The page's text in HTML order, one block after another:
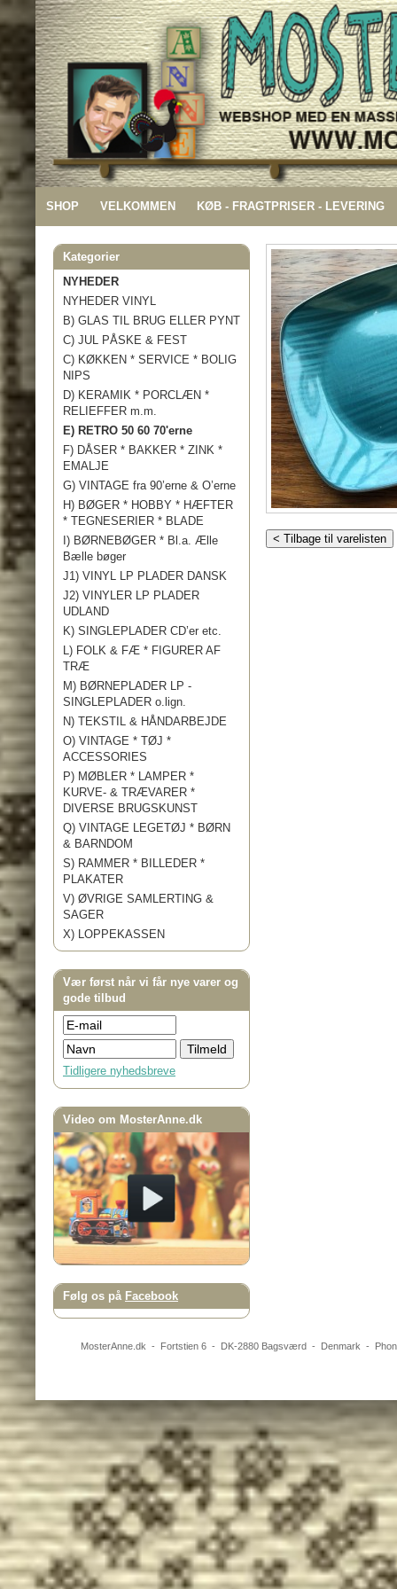
SHOP VELKOMMEN KØB - FRAGTPRISER - LEVERING
Kategorier
NYHEDER
NYHEDER VINYL
B) GLAS TIL BRUG ELLER PYNT
C) JUL PÅSKE & FEST
C) KØKKEN * SERVICE * BOLIG
NIPS
D) KERAMIK * PORCLÆN *
RELIEFFER m.m.
E) RETRO 50 60 70'erne
F) DÅSER * BAKKER * ZINK *
EMALJE
G) VINTAGE fra 90’erne & O’erne
H) BØGER * HOBBY * HÆFTER
* TEGNESERIER * BLADE
I) BØRNEBØGER * Bl.a. Ælle
Bælle bøger
J1) VINYL LP PLADER DANSK
J2) VINYLER LP PLADER
UDLAND
K) SINGLEPLADER CD’er etc.
L) FOLK & FÆ * FIGURER AF
TRÆ
M) BØRNEPLADER LP -
SINGLEPLADER o.lign.
N) TEKSTIL & HÅNDARBEJDE
O) VINTAGE * TØJ *
ACCESSORIES
P) MØBLER * LAMPER *
KURVE- & TRÆVARER *
DIVERSE BRUGSKUNST
Q) VINTAGE LEGETØJ * BØRN
& BARNDOM
S) RAMMER * BILLEDER *
PLAKATER
V) ØVRIGE SAMLERTING &
SAGER
X) LOPPEKASSEN
Vær først når vi får nye varer og
gode tilbud
Tidligere nyhedsbreve
Video om MosterAnne.dk
Følg os på Facebook
< Tilbage til varelisten
MosterAnne.dk - Fortstien 6- DK-2880 Bagsværd- Denmark -